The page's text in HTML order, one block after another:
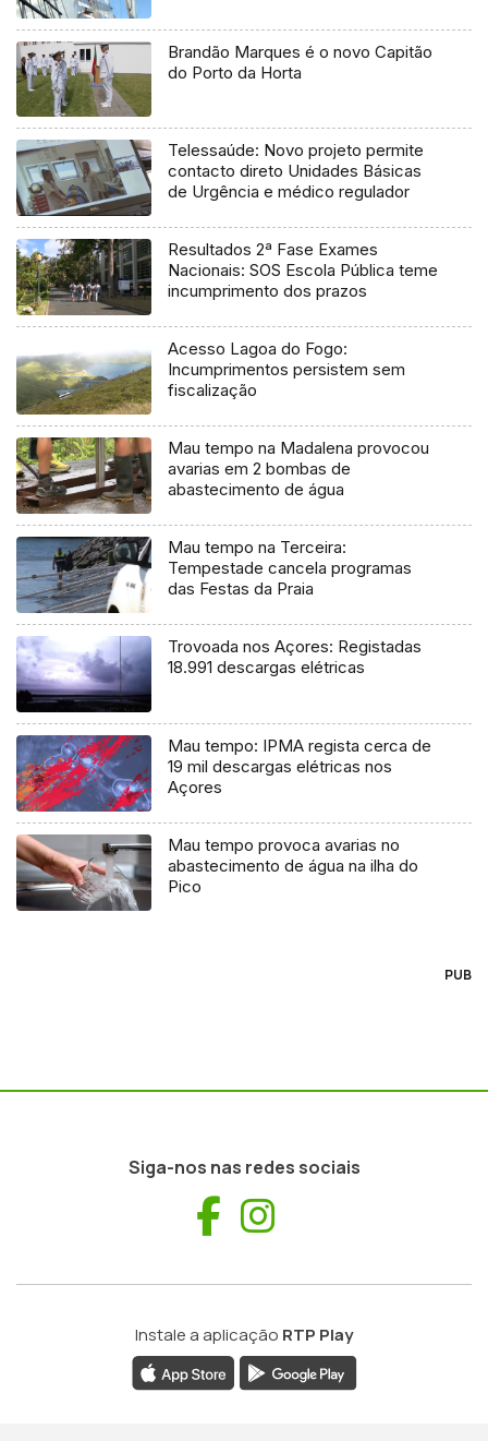
Brandão Marques é o novo Capitão
do Porto da Horta
Telessaúde: Novo projeto permite
contacto direto Unidades Básicas
de Urgência e médico regulador
Resultados 2ª Fase Exames
Nacionais: SOS Escola Pública teme
incumprimento dos prazos
Acesso Lagoa do Fogo:
Incumprimentos persistem sem
fiscalização
Mau tempo na Madalena provocou
avarias em 2 bombas de
abastecimento de água
Mau tempo na Terceira:
Tempestade cancela programas
das Festas da Praia
Trovoada nos Açores: Registadas
18.991 descargas elétricas
Mau tempo: IPMA regista cerca de
19 mil descargas elétricas nos
Açores
Mau tempo provoca avarias no
abastecimento de água na ilha do
Pico
PUB
Siga-nos nas redes sociais
Facebook
Instale a aplicação RTP Play